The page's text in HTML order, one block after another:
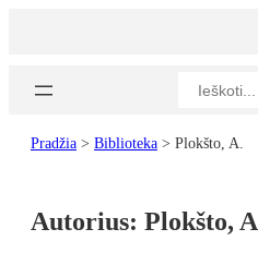
Paieška
Pradžia > Biblioteka > Plokšto, A.
Autorius: Plokšto,